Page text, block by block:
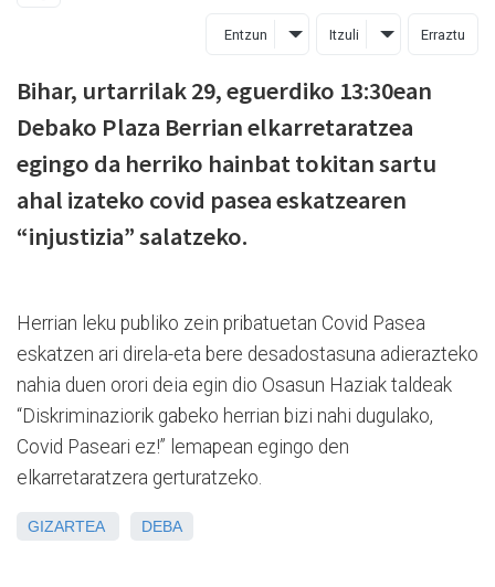
Entzun Itzuli Erraztu
Bihar, urtarrilak 29, eguerdiko 13:30ean
Debako Plaza Berrian elkarretaratzea
egingo da herriko hainbat tokitan sartu
ahal izateko covid pasea eskatzearen
“injustizia” salatzeko.
Herrian leku publiko zein pribatuetan Covid Pasea
eskatzen ari direla-eta bere desadostasuna adierazteko
nahia duen orori deia egin dio Osasun Haziak taldeak
“Diskriminaziorik gabeko herrian bizi nahi dugulako,
Covid Paseari ez!” lemapean egingo den
elkarretaratzera gerturatzeko.
GIZARTEA DEBA